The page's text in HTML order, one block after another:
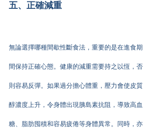
五、正確減重
無論選擇哪種間歇性斷食法，重要的是在進食期
間保持正確心態。健康的減重需要持之以恆，否
則容易反彈。如果過分擔心體重，壓力會使皮質
醇濃度上升，令身體出現胰島素抗阻，導致高血
糖、脂肪囤積和容易疲倦等身體異常。同時，亦